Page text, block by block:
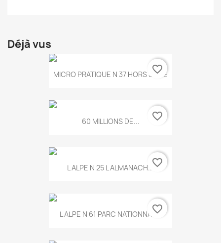
Déjà vus
MICRO PRATIQUE N 37 HORS SERIE
favorite_border
60 MILLIONS DE... favorite_border
L ALPE N 25 L ALMANACH...favorite_border
L ALPE N 61 PARC NATIONNAL...
favorite_border